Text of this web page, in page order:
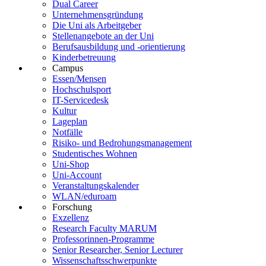
Dual Career
Unternehmensgründung
Die Uni als Arbeitgeber
Stellenangebote an der Uni
Berufsausbildung und -orientierung
Kinderbetreuung
Campus
Essen/Mensen
Hochschulsport
IT-Servicedesk
Kultur
Lageplan
Notfälle
Risiko- und Bedrohungsmanagement
Studentisches Wohnen
Uni-Shop
Uni-Account
Veranstaltungskalender
WLAN/eduroam
Forschung
Exzellenz
Research Faculty MARUM
Professorinnen-Programme
Senior Researcher, Senior Lecturer
Wissenschaftsschwerpunkte